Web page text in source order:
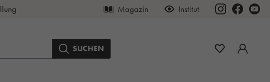
Magazin Institut
SUCHEN